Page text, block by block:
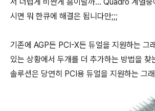
시면 뭐 한큐에 해결은 됩니다만;;;
기존에 AGP든 PCI-X든 듀얼을 지원하는 그
있는 상황에서 두개를 더 추가하는 방법을 찾
솔루션은 당연히 PCI용 듀얼을 지원하는 그